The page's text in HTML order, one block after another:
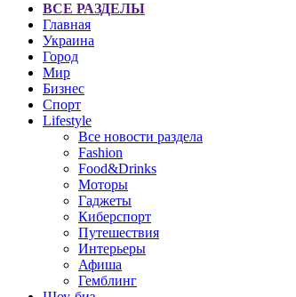
ВСЕ РАЗДЕЛЫ
Главная
Украина
Город
Мир
Бизнес
Спорт
Lifestyle
Все новости раздела
Fashion
Food&Drinks
Моторы
Гаджеты
Киберспорт
Путешествия
Интерьеры
Афиша
Гемблинг